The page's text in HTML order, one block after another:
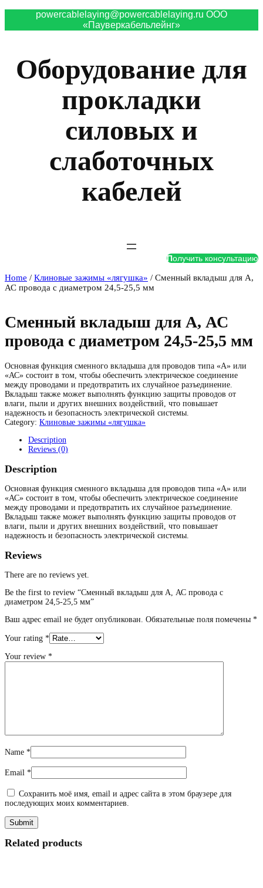
powercablelaying@powercablelaying.ru ООО
«Пауверкабельлейнг»
Оборудование для
прокладки
силовых и
слаботочных
кабелей
Получить консультацию
Home / Клиновые зажимы «лягушка» / Сменный вкладыш для А,
АС провода с диаметром 24,5-25,5 мм
Сменный вкладыш для А, АС
провода с диаметром 24,5-25,5 мм
Основная функция сменного вкладыша для проводов типа «А» или
«АС» состоит в том, чтобы обеспечить электрическое соединение
между проводами и предотвратить их случайное разъединение.
Вкладыш также может выполнять функцию защиты проводов от
влаги, пыли и других внешних воздействий, что повышает
надежность и безопасность электрической системы.
Category: Клиновые зажимы «лягушка»
Description
Reviews (0)
Description
Основная функция сменного вкладыша для проводов типа «А» или
«АС» состоит в том, чтобы обеспечить электрическое соединение
между проводами и предотвратить их случайное разъединение.
Вкладыш также может выполнять функцию защиты проводов от
влаги, пыли и других внешних воздействий, что повышает
надежность и безопасность электрической системы.
Reviews
There are no reviews yet.
Be the first to review “Сменный вкладыш для А, АС провода с
диаметром 24,5-25,5 мм”
Ваш адрес email не будет опубликован. Обязательные поля помечены *
Your rating *
Your review *
Name *
Email *
Сохранить моё имя, email и адрес сайта в этом браузере для
последующих моих комментариев.
Related products